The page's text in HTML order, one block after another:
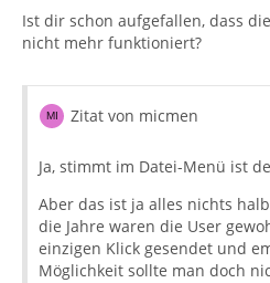
Ist dir schon aufgefallen, dass
nicht mehr funktioniert?
Zitat von micmen
Ja, stimmt im Datei-Menü ist
Aber das ist ja alles nichts
die Jahre waren die User
einzigen Klick gesendet und
Möglichkeit sollte man doch